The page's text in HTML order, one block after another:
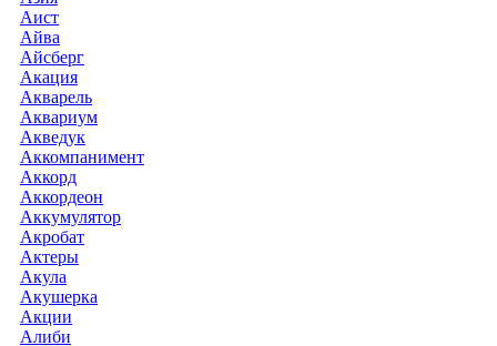
Аист
Айва
Айсберг
Акация
Акварель
Аквариум
Акведук
Аккомпанимент
Аккорд
Аккордеон
Аккумулятор
Акробат
Актеры
Акула
Акушерка
Акции
Алиби